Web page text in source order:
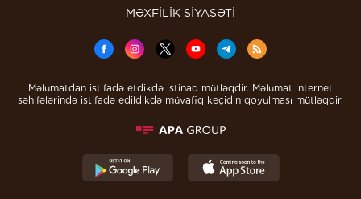
MƏXFİLİK SİYASƏTİ
Məlumatdan istifadə etdikdə istinad mütləqdir. Məlumat internet
səhifələrində istifadə edildikdə müvafiq keçidin qoyulması mütləqdir.